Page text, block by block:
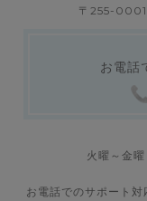
〒255-
お電話
火曜～金
お電話でのサポート